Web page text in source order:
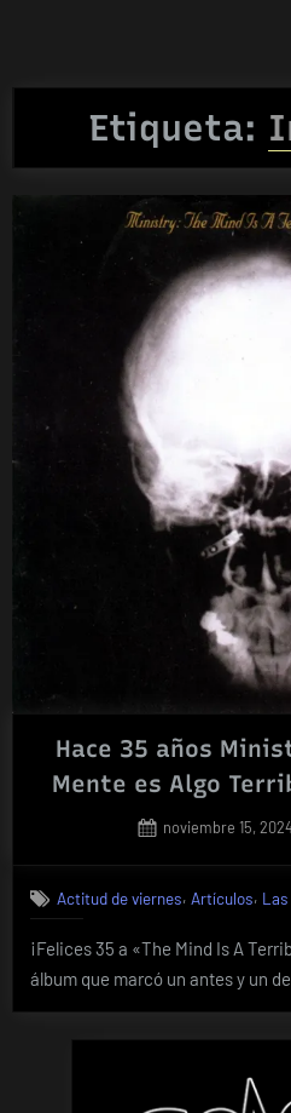
Etiqueta:
Hace 35 años
Mente es Algo
Posted
noviembre 15,
Actitud de viernes, Artículos,
¡Felices 35 a «The Mind Is A
álbum que marcó un antes y un